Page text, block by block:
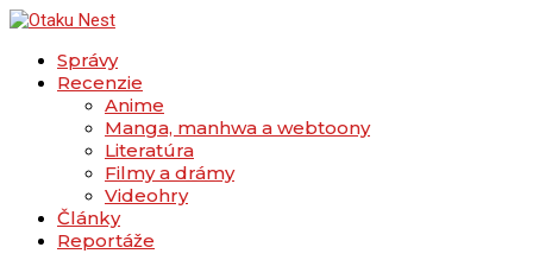
Správy
Recenzie
Anime
Manga, manhwa a webtoony
Literatúra
Filmy a drámy
Videohry
Články
Reportáže